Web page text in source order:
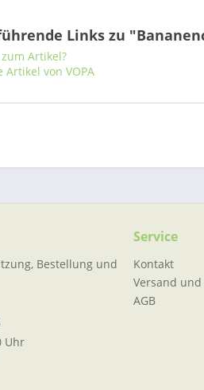
Links zu
Artikel?
Artikel von VOPA
Bestellung und
Uhr
Service
Kontakt
Versand
AGB